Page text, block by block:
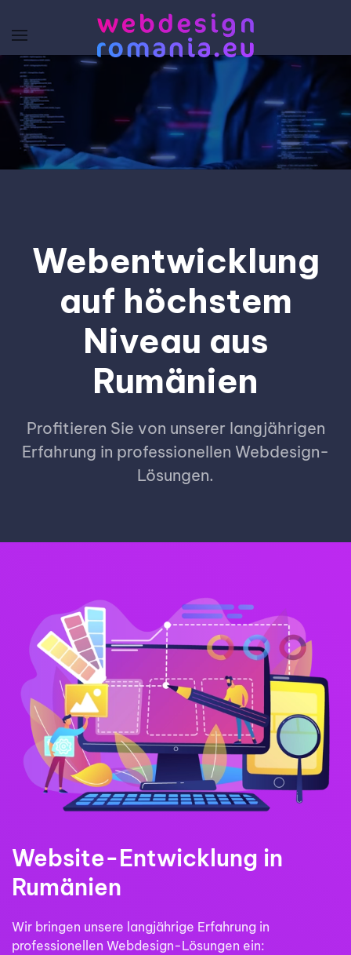
Zum Hauptinhalt springen
Webentwicklung
auf höchstem
Niveau aus
Rumänien
Profitieren Sie von unserer langjährigen
Erfahrung in professionellen Webdesign-
Lösungen.
Website-Entwicklung in
Rumänien
Wir bringen unsere langjährige Erfahrung in
professionellen Webdesign-Lösungen ein: